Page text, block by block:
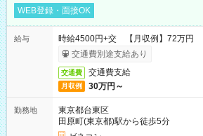
WEB登録・面接OK
給与
時給4500円+交 【月収例】72万円
交通費別途支給あり
交通費 交通費支給
月収例 30万円～
勤務地
東京都台東区
田原町(東京都)駅から徒歩5分